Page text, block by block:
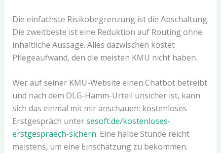
Die einfachste Risikobegrenzung ist die Abschaltung.
Die zweitbeste ist eine Reduktion auf Routing ohne
inhaltliche Aussage. Alles dazwischen kostet
Pflegeaufwand, den die meisten KMU nicht haben.
Wer auf seiner KMU-Website einen Chatbot betreibt
und nach dem OLG-Hamm-Urteil unsicher ist, kann
sich das einmal mit mir anschauen: kostenloses
Erstgespräch untersesoft.de/kostenloses-
erstgespraech-sichern. Eine halbe Stunde reicht
meistens, um eine Einschätzung zu bekommen.